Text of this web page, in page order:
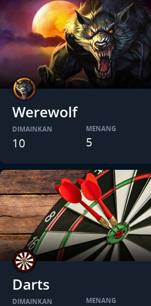
Werewolf
DIMAINKAN
10
MENANG
5
Darts
DIMAINKAN MENANG